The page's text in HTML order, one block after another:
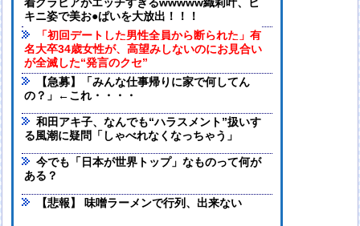
着グラビアがエッチすぎるwwwww織莉叶、ビ
キニ姿で美お●ぱいを大放出！！！
「初回デートした男性全員から断られた」有
名大卒34歳女性が、高望みしないのにお見合い
が全滅した“発言のクセ”
【急募】「みんな仕事帰りに家で何してん
の？」←これ・・・・
和田アキ子、なんでも“ハラスメント”扱いす
る風潮に疑問「しゃべれなくなっちゃう」
今でも「日本が世界トップ」なものって何が
ある？
【悲報】 味噌ラーメンで行列、出来ない